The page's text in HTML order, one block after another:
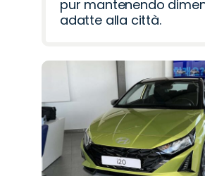
pur mantenendo
adatte alla città.